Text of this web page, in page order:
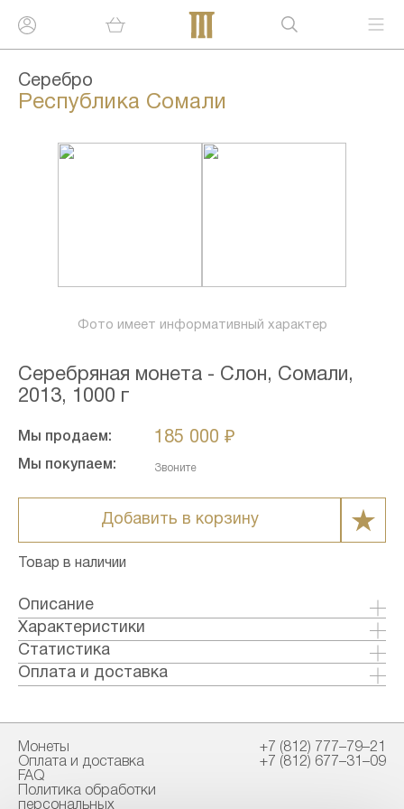
Серебро
Республика Сомали
Фото имеет информативный характер
Серебряная монета - Слон, Сомали,
2013, 1000 г
Мы продаем: 185 000 ₽
Мы покупаем: Звоните
Добавить в корзину
Товар в наличии
Описание
Характеристики
Металл: Серебро
Страна: Республика Сомали
Годы выпуска: 2013
Проба: 999
Вес чистый гр.: 1000
Статистика
Оплата и доставка
Наличными в офисе
Способы доставки:
Монеты
Оплата и доставка
FAQ
Политика обработки
персональных
+7 (812) 777–79–21
+7 (812) 677–31–09